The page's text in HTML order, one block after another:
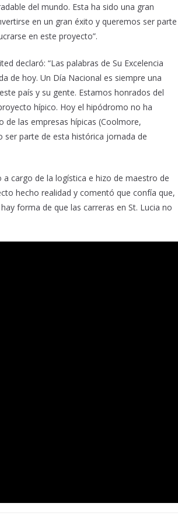
del mundo. Esta ha sido una gran
en un gran éxito y queremos ser parte
en este proyecto”.
declaró: “Las palabras de Su Excelencia
de hoy. Un Día Nacional es siempre una
país y su gente. Estamos honrados del
hípico. Hoy el hipódromo no ha
las empresas hípicas (Coolmore,
ser parte de esta histórica jornada de
cargo de la logística e hizo de maestro de
hecho realidad y comentó que confía que,
forma de que las carreras en St. Lucia no